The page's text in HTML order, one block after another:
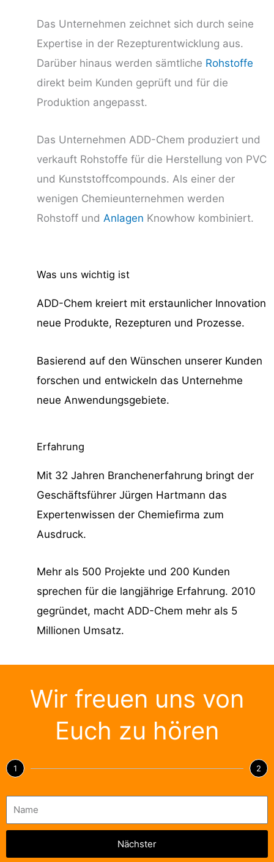
Das Unternehmen zeichnet sich durch seine
Expertise in der Rezepturentwicklung aus.
Darüber hinaus werden sämtliche Rohstoffe
direkt beim Kunden geprüft und für die
Produktion angepasst.
Das Unternehmen ADD-Chem produziert und
verkauft Rohstoffe für die Herstellung von PVC
und Kunststoffcompounds. Als einer der
wenigen Chemieunternehmen werden
Rohstoff und Anlagen Knowhow kombiniert.
Was uns wichtig ist
ADD-Chem kreiert mit erstaunlicher Innovation
neue Produkte, Rezepturen und Prozesse.
Basierend auf den Wünschen unserer Kunden
forschen und entwickeln das Unternehme
neue Anwendungsgebiete.
Erfahrung
Mit 32 Jahren Branchenerfahrung bringt der
Geschäftsführer Jürgen Hartmann das
Expertenwissen der Chemiefirma zum
Ausdruck.
Mehr als 500 Projekte und 200 Kunden
sprechen für die langjährige Erfahrung. 2010
gegründet, macht ADD-Chem mehr als 5
Millionen Umsatz.
Wir freuen uns von
Euch zu hören
1 2
Nächster